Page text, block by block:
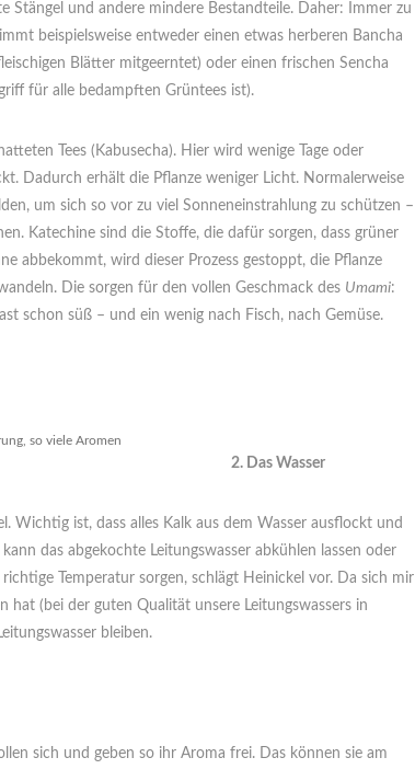
Stängel und andere mindere Bestandteile. Daher: Immer zu
beispielsweise entweder einen etwas herberen Bancha
Blätter mitgeerntet) oder einen frischen Sencha
für alle bedampften Grüntees ist).
Tees (Kabusecha). Hier wird wenige Tage oder
Dadurch erhält die Pflanze weniger Licht. Normalerweise
um sich so vor zu viel Sonneneinstrahlung zu schützen –
Katechine sind die Stoffe, die dafür sorgen, dass grüner
abbekommt, wird dieser Prozess gestoppt, die Pflanze
Die sorgen für den vollen Geschmack des Umami:
schon süß – und ein wenig nach Fisch, nach Gemüse.
so viele Aromen
2. Das Wasser
Wichtig ist, dass alles Kalk aus dem Wasser ausflockt und
das abgekochte Leitungswasser abkühlen lassen oder
Temperatur sorgen, schlägt Heinickel vor. Da sich mir
hat (bei der guten Qualität unsere Leitungswassers in
bleiben.
sich und geben so ihr Aroma frei. Das können sie am